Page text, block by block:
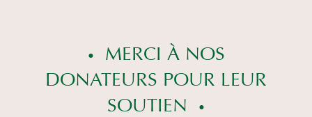
MERCI À NOS
DONATEURS POUR LEUR
SOUTIEN